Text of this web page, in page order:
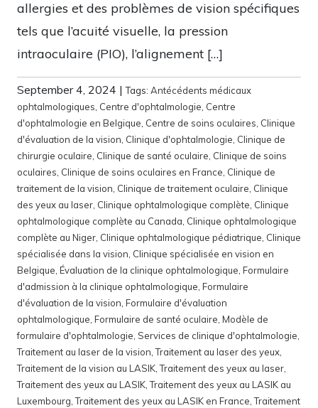
allergies et des problèmes de vision spécifiques
tels que l’acuité visuelle, la pression
intraoculaire (PIO), l’alignement […]
September 4, 2024 |Tags: Antécédents médicaux
ophtalmologiques Centre d'ophtalmologie Centre
d'ophtalmologie en Belgique Centre de soins oculaires Clinique
d'évaluation de la vision Clinique d'ophtalmologie Clinique de
chirurgie oculaire Clinique de santé oculaire Clinique de soins
oculaires Clinique de soins oculaires en France Clinique de
traitement de la vision Clinique de traitement oculaire Clinique
des yeux au laser Clinique ophtalmologique complète Clinique
ophtalmologique complète au Canada Clinique ophtalmologique
complète au Niger Clinique ophtalmologique pédiatrique Clinique
spécialisée dans la vision Clinique spécialisée en vision en
Belgique Évaluation de la clinique ophtalmologique Formulaire
d'admission à la clinique ophtalmologique Formulaire
d'évaluation de la vision Formulaire d'évaluation
ophtalmologique Formulaire de santé oculaire Modèle de
formulaire d'ophtalmologie Services de clinique d'ophtalmologie
Traitement au laser de la vision ,Traitement au laser des yeux
Traitement de la vision au LASIK ,Traitement des yeux au laser
Traitement des yeux au LASIK ,Traitement des yeux au LASIK au
Luxembourg ,Traitement des yeux au LASIK en France ,Traitement